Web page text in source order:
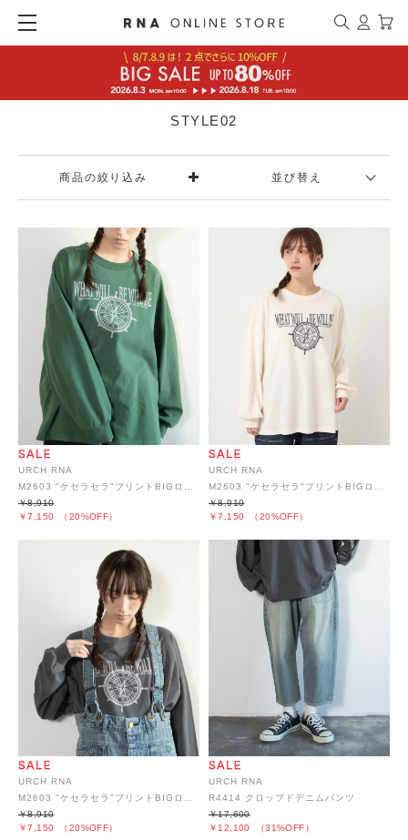
STYLE02
商品の絞り込み 並び替え
URCH RNA
￥7,150 （20%OFF）
￥8,910
URCH RNA
￥7,150 （20%OFF）
￥8,910
URCH RNA
M2603 "ケセラセラ"プリントBIGロンT
￥7,150 （20%OFF）
￥8,910
URCH RNA
R4414 クロップドデニムパンツ
￥12,100 （31%OFF）
￥17,600